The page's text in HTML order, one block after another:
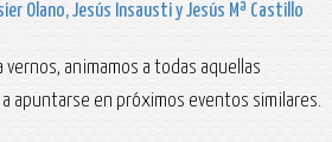
Olano, Jesús Insausti y Jesús Mª Castillo
vernos, animamos a todas aquellas
apuntarse en próximos eventos similares.